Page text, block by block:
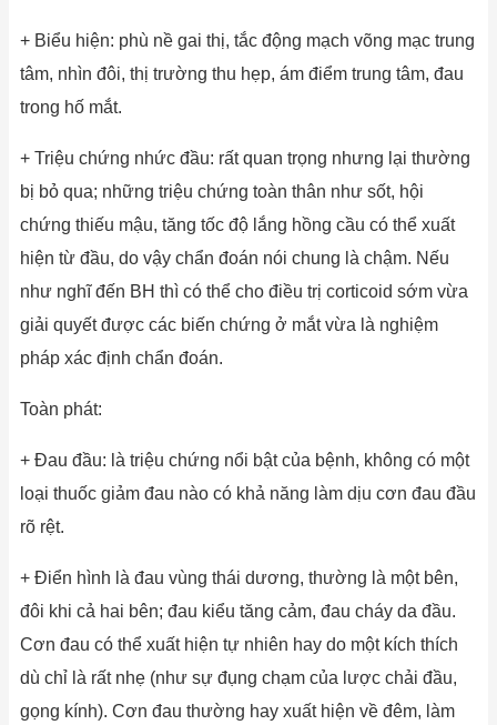
+ Biểu hiện: phù nề gai thị, tắc động mạch võng mạc trung
tâm, nhìn đôi, thị trường thu hẹp, ám điểm trung tâm, đau
trong hố mắt.
+ Triệu chứng nhức đầu: rất quan trọng nhưng lại thường
bị bỏ qua; những triệu chứng toàn thân như sốt, hội
chứng thiếu mậu, tăng tốc độ lắng hồng cầu có thể xuất
hiện từ đầu, do vậy chẩn đoán nói chung là chậm. Nếu
như nghĩ đến BH thì có thể cho điều trị corticoid sớm vừa
giải quyết được các biến chứng ở mắt vừa là nghiệm
pháp xác định chẩn đoán.
Toàn phát:
+ Đau đầu: là triệu chứng nổi bật của bệnh, không có một
loại thuốc giảm đau nào có khả năng làm dịu cơn đau đầu
rõ rệt.
+ Điển hình là đau vùng thái dương, thường là một bên,
đôi khi cả hai bên; đau kiểu tăng cảm, đau cháy da đầu.
Cơn đau có thể xuất hiện tự nhiên hay do một kích thích
dù chỉ là rất nhẹ (như sự đụng chạm của lược chải đầu,
gọng kính). Cơn đau thường hay xuất hiện về đêm, làm